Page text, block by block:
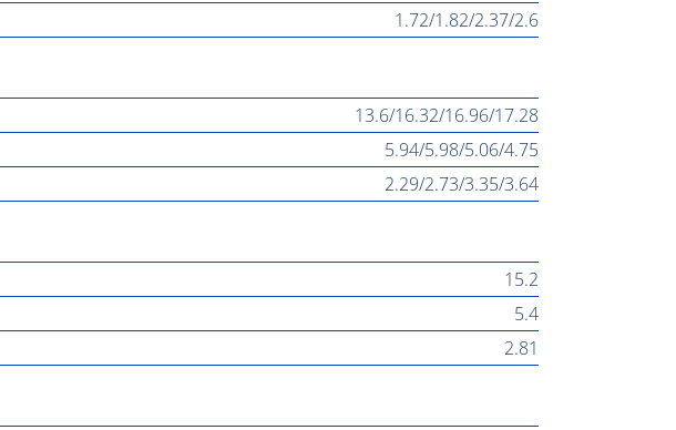
1.72/1.82/2.37/2.6
13.6/16.32/16.96/17.28
5.94/5.98/5.06/4.75
2.29/2.73/3.35/3.64
15.2
5.4
2.81